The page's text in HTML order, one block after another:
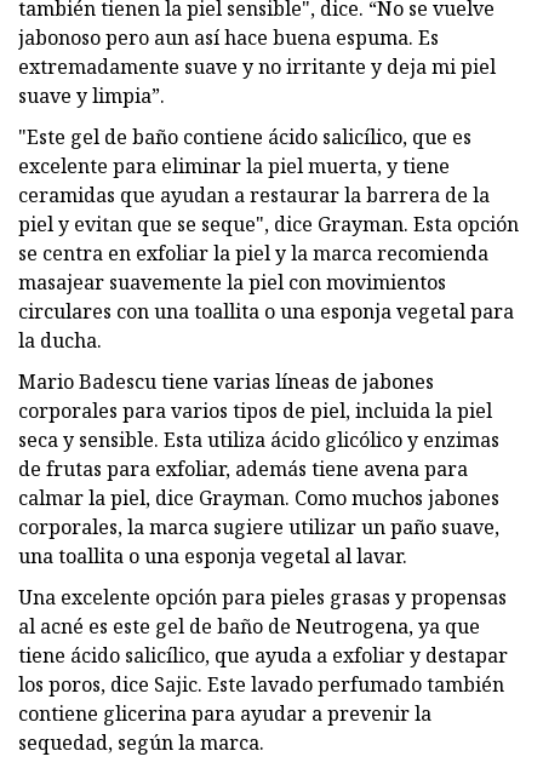
también tienen la piel sensible", dice. “No se vuelve
jabonoso pero aun así hace buena espuma. Es
extremadamente suave y no irritante y deja mi piel
suave y limpia”.
"Este gel de baño contiene ácido salicílico, que es
excelente para eliminar la piel muerta, y tiene
ceramidas que ayudan a restaurar la barrera de la
piel y evitan que se seque", dice Grayman. Esta opción
se centra en exfoliar la piel y la marca recomienda
masajear suavemente la piel con movimientos
circulares con una toallita o una esponja vegetal para
la ducha.
Mario Badescu tiene varias líneas de jabones
corporales para varios tipos de piel, incluida la piel
seca y sensible. Esta utiliza ácido glicólico y enzimas
de frutas para exfoliar, además tiene avena para
calmar la piel, dice Grayman. Como muchos jabones
corporales, la marca sugiere utilizar un paño suave,
una toallita o una esponja vegetal al lavar.
Una excelente opción para pieles grasas y propensas
al acné es este gel de baño de Neutrogena, ya que
tiene ácido salicílico, que ayuda a exfoliar y destapar
los poros, dice Sajic. Este lavado perfumado también
contiene glicerina para ayudar a prevenir la
sequedad, según la marca.